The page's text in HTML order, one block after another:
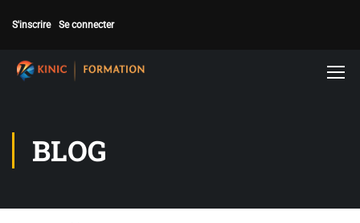
S'inscrire Se connecter
BLOG